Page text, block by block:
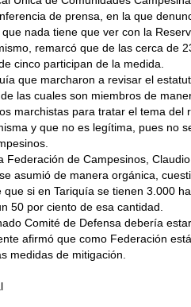
de prensa, en la que
nada tiene que ver con la
remarcó que de las cerca de
cinco participan de la medida.
que marcharon a revisar el
las cuales son miembros de
marchistas para tratar el tema del
y que no es legítima, pues no
Federación de Campesinos,
asumió de manera orgánica,
si en Tariquía se tienen 3.000
50 por ciento de esa cantidad.
Comité de Defensa debería
afirmó que como Federación
medidas de mitigación.